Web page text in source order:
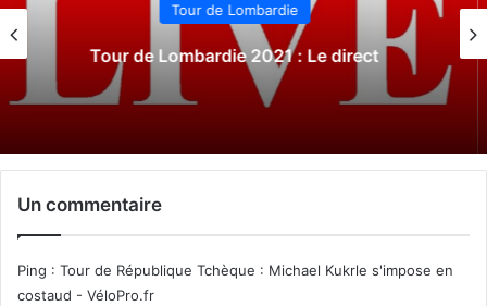
Tour du Piémont
Tour du Piémont 2021 : Le direct
Un commentaire
Ping : Tour de République Tchèque : Michael Kukrle s'impose en
costaud - VéloPro.fr